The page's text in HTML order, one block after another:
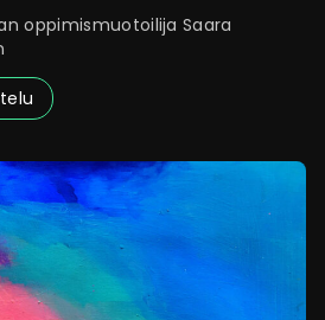
oppimismuotoilija Saara